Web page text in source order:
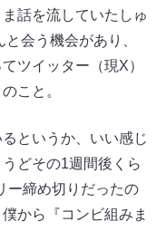
話を流していたしゅ
会う機会があり、
ツイッター（現X）
こと。
というか、いい感じ
どその1週間後くら
ー締め切りだったの
から『コンビ組みま